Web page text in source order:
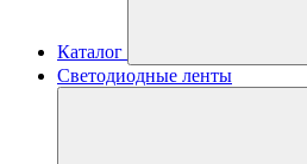
Каталог
Светодиодные ленты